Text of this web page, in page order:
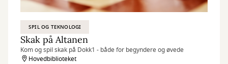
SPIL OG TEKNOLOGI
Skak på Altanen
Kom og spil skak på Dokk1 - både for begyndere og øvede
Hovedbiblioteket